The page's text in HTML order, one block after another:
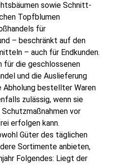
sowie Schnitt-
Topfblumen
für
– beschränkt auf den
– auch für Endkunden.
für die geschlossenen
und die Auslieferung
Abholung bestellter Waren
zulässig, wenn sie
vor
erfolgen kann.
Güter des täglichen
Sortimente anbieten,
Folgendes: Liegt der